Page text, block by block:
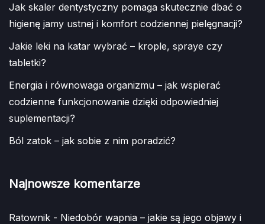
Jak skaler dentystyczny pomaga skutecznie dbać o
higienę jamy ustnej i komfort codziennej pielęgnacji?
Jakie leki na katar wybrać – krople, spraye czy
tabletki?
Energia i równowaga organizmu – jak wspierać
codzienne funkcjonowanie dzięki odpowiedniej
suplementacji?
Ból zatok – jak sobie z nim poradzić?
Najnowsze komentarze
Ratownik - Niedobór wapnia – jakie są jego objawy i